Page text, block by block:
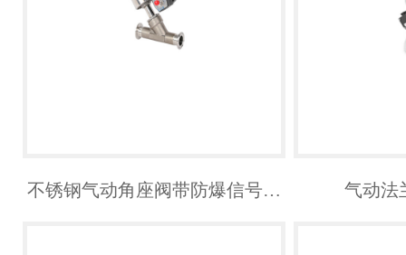
不锈钢气动角座阀带防爆信号… 气动法